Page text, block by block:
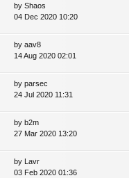
by Shaos
04 Dec 2020 10:20
by aav8
14 Aug 2020 02:01
by parsec
24 Jul 2020 11:31
by b2m
27 Mar 2020 13:20
by Lavr
03 Feb 2020 01:36